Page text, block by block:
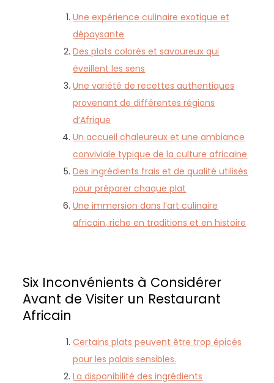
Une expérience culinaire exotique et
dépaysante
Des plats colorés et savoureux qui
éveillent les sens
Une variété de recettes authentiques
provenant de différentes régions
d’Afrique
Un accueil chaleureux et une ambiance
conviviale typique de la culture africaine
Des ingrédients frais et de qualité utilisés
pour préparer chaque plat
Une immersion dans l’art culinaire
africain, riche en traditions et en histoire
Six Inconvénients à Considérer
Avant de Visiter un Restaurant
Africain
Certains plats peuvent être trop épicés
pour les palais sensibles.
La disponibilité des ingrédients